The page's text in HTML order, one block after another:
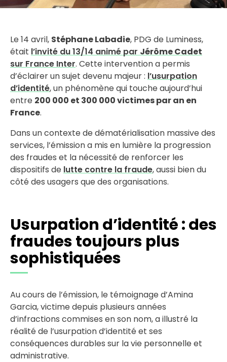
Le 14 avril, Stéphane Labadie, PDG de Luminess,
était l’invité du 13/14 animé par Jérôme Cadet
sur France Inter. Cette intervention a permis
d’éclairer un sujet devenu majeur : l’usurpation
d’identité, un phénomène qui touche aujourd’hui
entre 200 000 et 300 000 victimes par an en
France.
Dans un contexte de dématérialisation massive des
services, l’émission a mis en lumière la progression
des fraudes et la nécessité de renforcer les
dispositifs de lutte contre la fraude, aussi bien du
côté des usagers que des organisations.
Usurpation d’identité : des
fraudes toujours plus
sophistiquées
Au cours de l’émission, le témoignage d’Amina
Garcia, victime depuis plusieurs années
d’infractions commises en son nom, a illustré la
réalité de l’usurpation d’identité et ses
conséquences durables sur la vie personnelle et
administrative.